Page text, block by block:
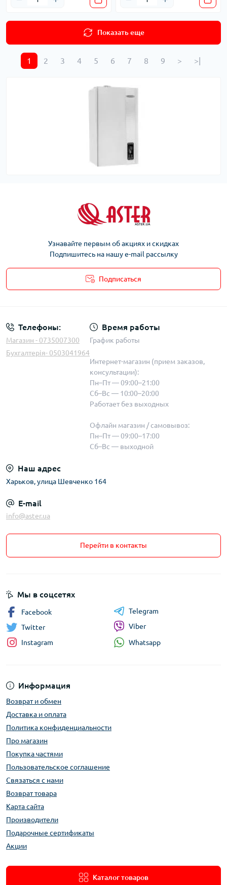
Показать еще
1 2 3 4 5 6 7 8 9 > >|
Узнавайте первым об акциях и скидках
Подпишитесь на нашу e-mail рассылку
Подписаться
Телефоны:
Магазин - 0735007300
Бухгалтерія- 0503041964
Время работы
График работы
Интернет-магазин (прием заказов,
консультации):
Пн–Пт — 09:00–21:00
Сб–Вс — 10:00–20:00
Работает без выходных
Офлайн магазин / самовывоз:
Пн–Пт — 09:00–17:00
Сб–Вс — выходной
Наш адрес
Харьков, улица Шевченко 164
E-mail
info@aster.ua
Перейти в контакты
Информация
Возврат и обмен
Доставка и оплата
Политика конфиденциальности
Про магазин
Покупка частями
Пользовательское соглашение
Связаться с нами
Возврат товара
Карта сайта
Производители
Подарочные сертификаты
Акции
Каталог товаров
Мы в соцсетях
Facebook
Twitter
Instagram
Telegram
Viber
Whatsapp